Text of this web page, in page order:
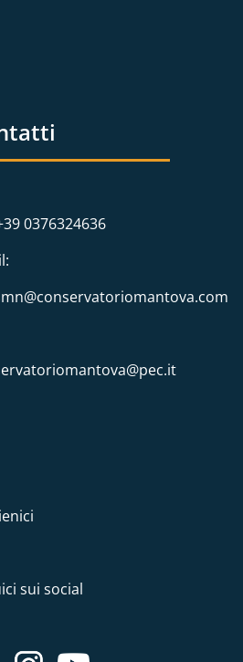
0376324636
sui social